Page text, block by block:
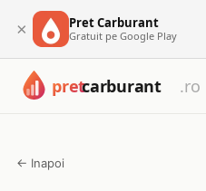
× Pret Carburant
Gratuit pe Google Play
← Inapoi